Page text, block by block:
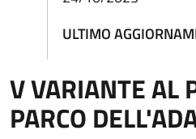
ULTIMO
V VARIANTE AL
PARCO